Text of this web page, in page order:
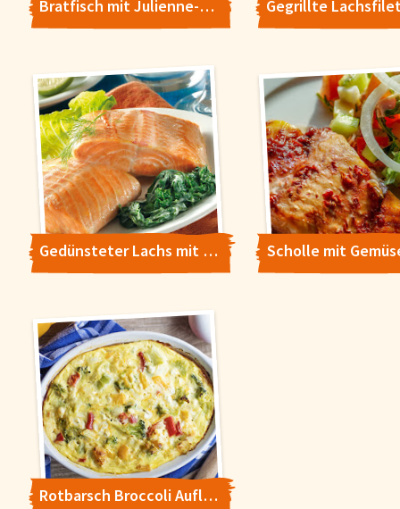
Bratfisch mit Julienne-Gemüse
Gedünsteter Lachs mit Endivien und Sauerrahmsauce Scholle mit
Rotbarsch Broccoli Auflauf